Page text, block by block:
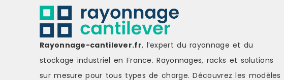
Rayonnage-cantilever.fr, l’expert du rayonnage et du
stockage industriel en France. Rayonnages, racks et solutions
sur mesure pour tous types de charge.Découvrez les modèles